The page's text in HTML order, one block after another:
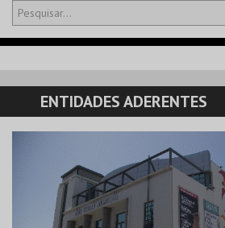
Olá,iniciar sessão
CARRINHO
EVENTOS
CARTÕES
PRODUTOS
ENTIDADES ADERENTES